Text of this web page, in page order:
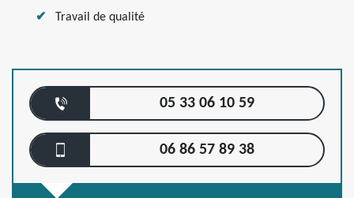
Travail de qualité
05 33 06 10 59
06 86 57 89 38